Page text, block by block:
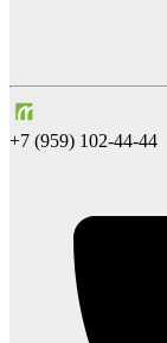
+7 (959) 102-44-44